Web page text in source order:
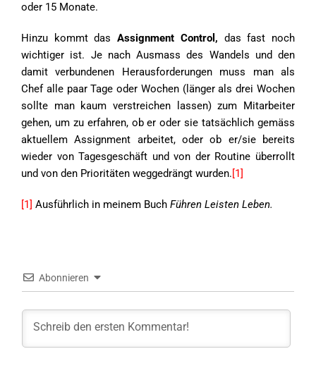
oder 15 Monate.
Hinzu kommt dasAssignment Control, das fast noch
wichtiger ist. Je nach Ausmass des Wandels und den
damit verbundenen Herausforderungen muss man als
Chef alle paar Tage oder Wochen (länger als drei Wochen
sollte man kaum verstreichen lassen) zum Mitarbeiter
gehen, um zu erfahren, ob er oder sie tatsächlich gemäss
aktuellem Assignment arbeitet, oder ob er/sie bereits
wieder von Tagesgeschäft und von der Routine überrollt
und von den Prioritäten weggedrängt wurden.[1]
[1] Ausführlich in meinem Buch Führen Leisten Leben.
Abonnieren